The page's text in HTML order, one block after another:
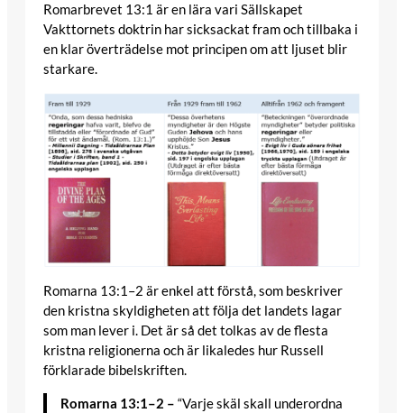
Romarbrevet 13:1 är en lära vari Sällskapet
Vakttornets doktrin har sicksackat fram och tillbaka i
en klar överträdelse mot principen om att ljuset blir
starkare.
Romarna 13:1–2 är enkel att förstå, som beskriver
den kristna skyldigheten att följa det landets lagar
som man lever i. Det är så det tolkas av de flesta
kristna religionerna och är likaledes hur Russell
förklarade bibelskriften.
Romarna 13:1–2 – “Varje skäl skall underordna